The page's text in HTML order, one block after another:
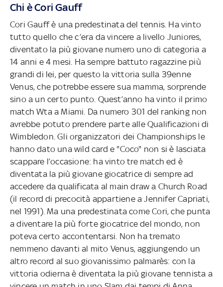
Chi è Cori Gauff
Cori Gauff è una predestinata del tennis. Ha vinto
tutto quello che c’era da vincere a livello Juniores,
diventato la più giovane numero uno di categoria a
14 anni e 4 mesi. Ha sempre battuto ragazzine più
grandi di lei, per questo la vittoria sulla 39enne
Venus, che potrebbe essere sua mamma, sorprende
sino a un certo punto. Quest’anno ha vinto il primo
match Wta a Miami. Da numero 301 del ranking non
avrebbe potuto prendere parte alle Qualificazioni di
Wimbledon. Gli organizzatori dei Championships le
hanno dato una wild card e "Coco" non si è lasciata
scappare l’occasione: ha vinto tre match ed è
diventata la più giovane giocatrice di sempre ad
accedere da qualificata al main draw a Church Road
(il record di precocità appartiene a Jennifer Capriati,
nel 1991). Ma una predestinata come Cori, che punta
a diventare la più forte giocatrice del mondo, non
poteva certo accontentarsi. Non ha tremato
nemmeno davanti al mito Venus, aggiungendo un
altro record al suo giovanissimo palmarès: con la
vittoria odierna è diventata la più giovane tennista a